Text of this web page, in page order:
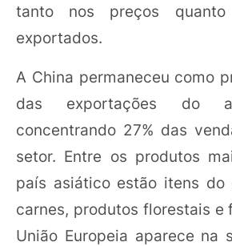
tanto nos preços
exportados.
A China permaneceu como
das exportações do
concentrando 27% das
setor. Entre os produtos
país asiático estão itens do
carnes, produtos florestais e
União Europeia aparece na